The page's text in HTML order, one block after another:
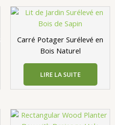
Carré Potager Surélevé en
Bois Naturel
LIRE LA SUITE